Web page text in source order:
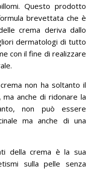
Questo prodotto
brevettata che è
crema deriva dallo
dermatologi di tutto
con il fine di realizzare
non ha soltanto il
anche di ridonare la
non può essere
ma anche di una
della crema è la sua
sulla pelle senza